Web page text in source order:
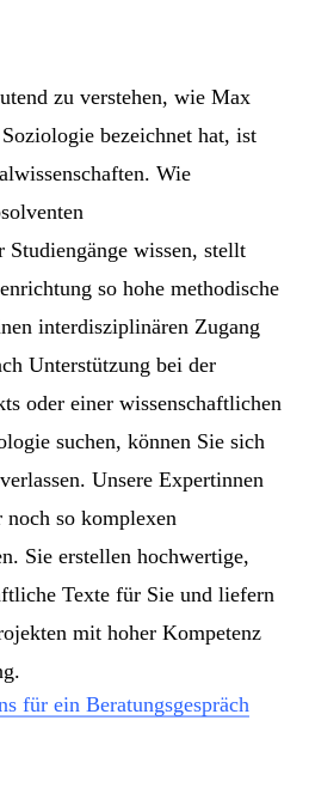
zu verstehen, wie Max
bezeichnet hat, ist
Wie
Studiengänge wissen, stellt
so hohe methodische
interdisziplinären Zugang
Unterstützung bei der
oder einer wissenschaftlichen
suchen, können Sie sich
Unsere Expertinnen
noch so komplexen
Sie erstellen hochwertige,
Texte für Sie und liefern
mit hoher Kompetenz
für ein Beratungsgespräch